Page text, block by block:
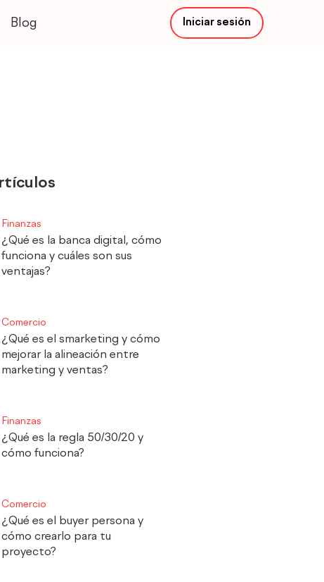
Blog Iniciar sesión
Finanzas
¿Qué es la banca digital, cómo
funciona y cuáles son sus
ventajas?
Comercio
¿Qué es el smarketing y cómo
mejorar la alineación entre
marketing y ventas?
Finanzas
¿Qué es la regla 50/30/20 y
cómo funciona?
Comercio
¿Qué es el buyer persona y
cómo crearlo para tu
proyecto?